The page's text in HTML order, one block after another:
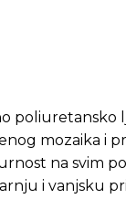
poliuretansko
mozaika i
na svim
i vanjsku